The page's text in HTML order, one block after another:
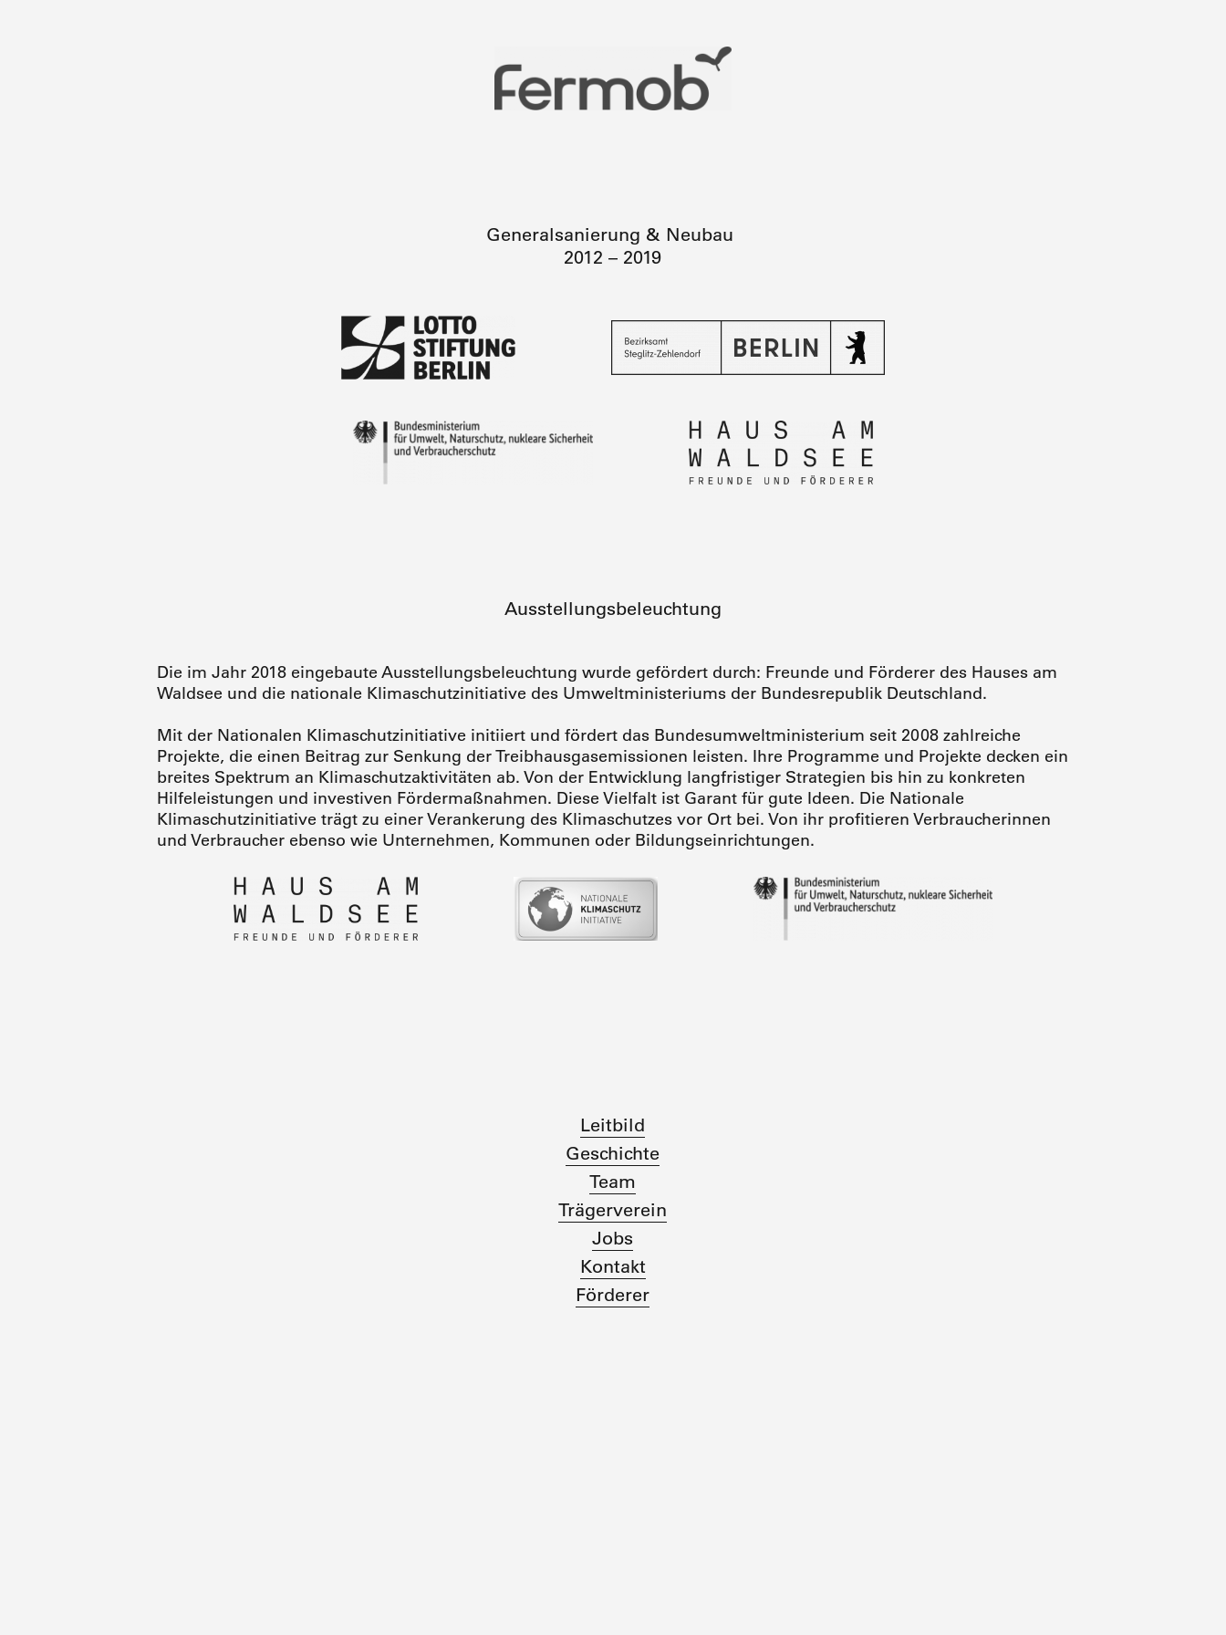
Generalsanierung & Neubau
2012 – 2019
Ausstellungsbeleuchtung
Die im Jahr 2018 eingebaute Ausstellungsbeleuchtung wurde gefördert durch: Freunde und Förderer des Hauses am
Waldsee und die nationale Klimaschutzinitiative des Umweltministeriums der Bundesrepublik Deutschland.
Mit der Nationalen Klimaschutzinitiative initiiert und fördert das Bundesumweltministerium seit 2008 zahlreiche
Projekte, die einen Beitrag zur Senkung der Treibhausgasemissionen leisten. Ihre Programme und Projekte decken ein
breites Spektrum an Klimaschutzaktivitäten ab. Von der Entwicklung langfristiger Strategien bis hin zu konkreten
Hilfeleistungen und investiven Fördermaßnahmen. Diese Vielfalt ist Garant für gute Ideen. Die Nationale
Klimaschutzinitiative trägt zu einer Verankerung des Klimaschutzes vor Ort bei. Von ihr profitieren Verbraucherinnen
und Verbraucher ebenso wie Unternehmen, Kommunen oder Bildungseinrichtungen.
Leitbild
Geschichte
Team
Trägerverein
Jobs
Kontakt
Förderer